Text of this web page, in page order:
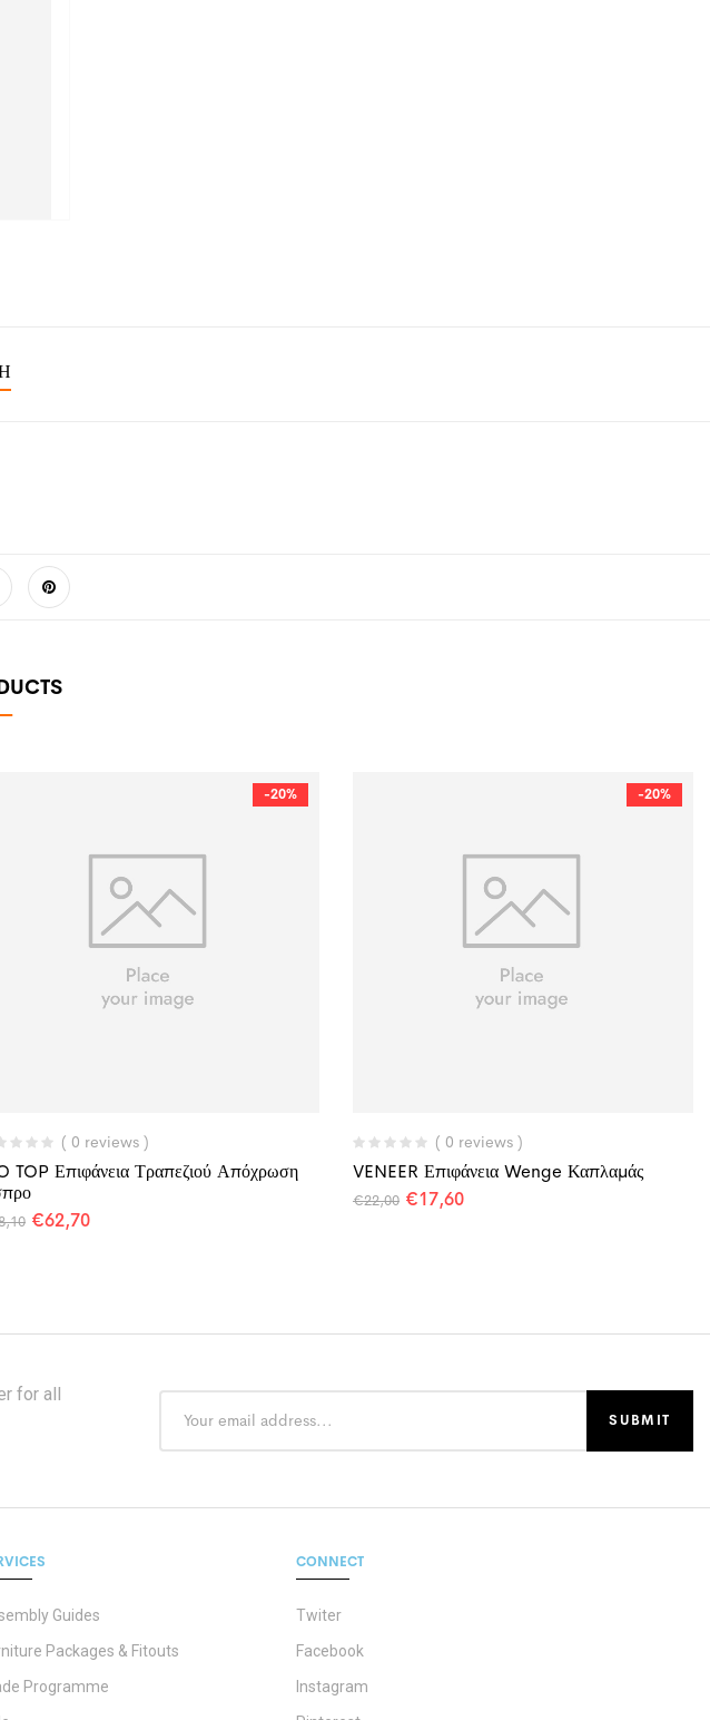
-20%
( 0 reviews )
TOP Επιφάνεια Τραπεζιού Απόχρωση
€62,70
-20%
( 0 reviews )
VENEER Επιφάνεια Wenge Καπλαμάς
€22,00 €17,60
for all
Guides
Packages & Fitouts
Programme
CONNECT
Twiter
Facebook
Instagram